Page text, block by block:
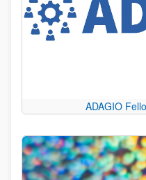
ADAGIO